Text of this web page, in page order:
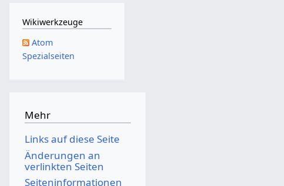
Wikiwerkzeuge
Atom
Spezialseiten
Mehr
Links auf diese Seite
Änderungen an
verlinkten Seiten
Seiten­­informationen